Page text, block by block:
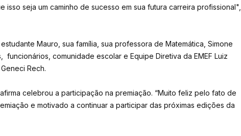
isso seja um caminho de sucesso em sua futura carreira profissional",
Mauro, sua família, sua professora de Matemática, Simone
comunidade escolar e Equipe Diretiva da EMEF Luiz
Rech.
celebrou a participação na premiação. “Muito feliz pelo fato de
e motivado a continuar a participar das próximas edições da